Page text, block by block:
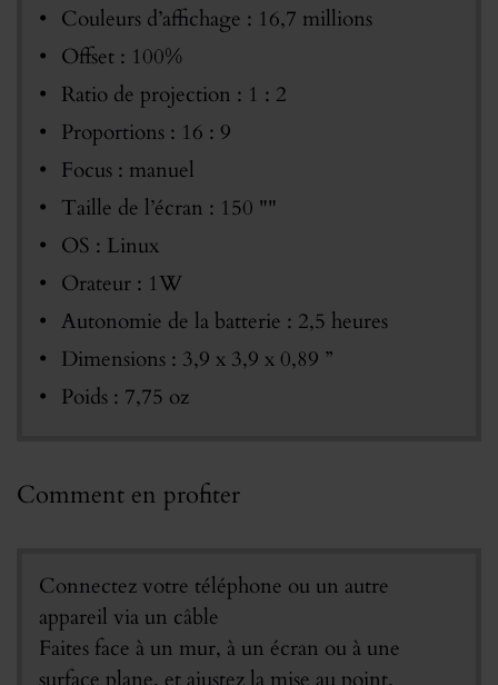
Couleurs d’affichage : 16,7 millions
Offset : 100%
Ratio de projection : 1 : 2
Proportions : 16 : 9
Focus : manuel
Taille de l’écran : 150 ""
OS : Linux
Orateur : 1W
Autonomie de la batterie : 2,5 heures
Dimensions : 3,9 x 3,9 x 0,89 ”
Poids : 7,75 oz
Comment en profiter
Connectez votre téléphone ou un autre
appareil via un câble
Faites face à un mur, à un écran ou à une